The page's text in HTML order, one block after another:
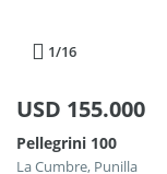
1/16
USD 155.000
Pellegrini 100
La Cumbre, Punilla